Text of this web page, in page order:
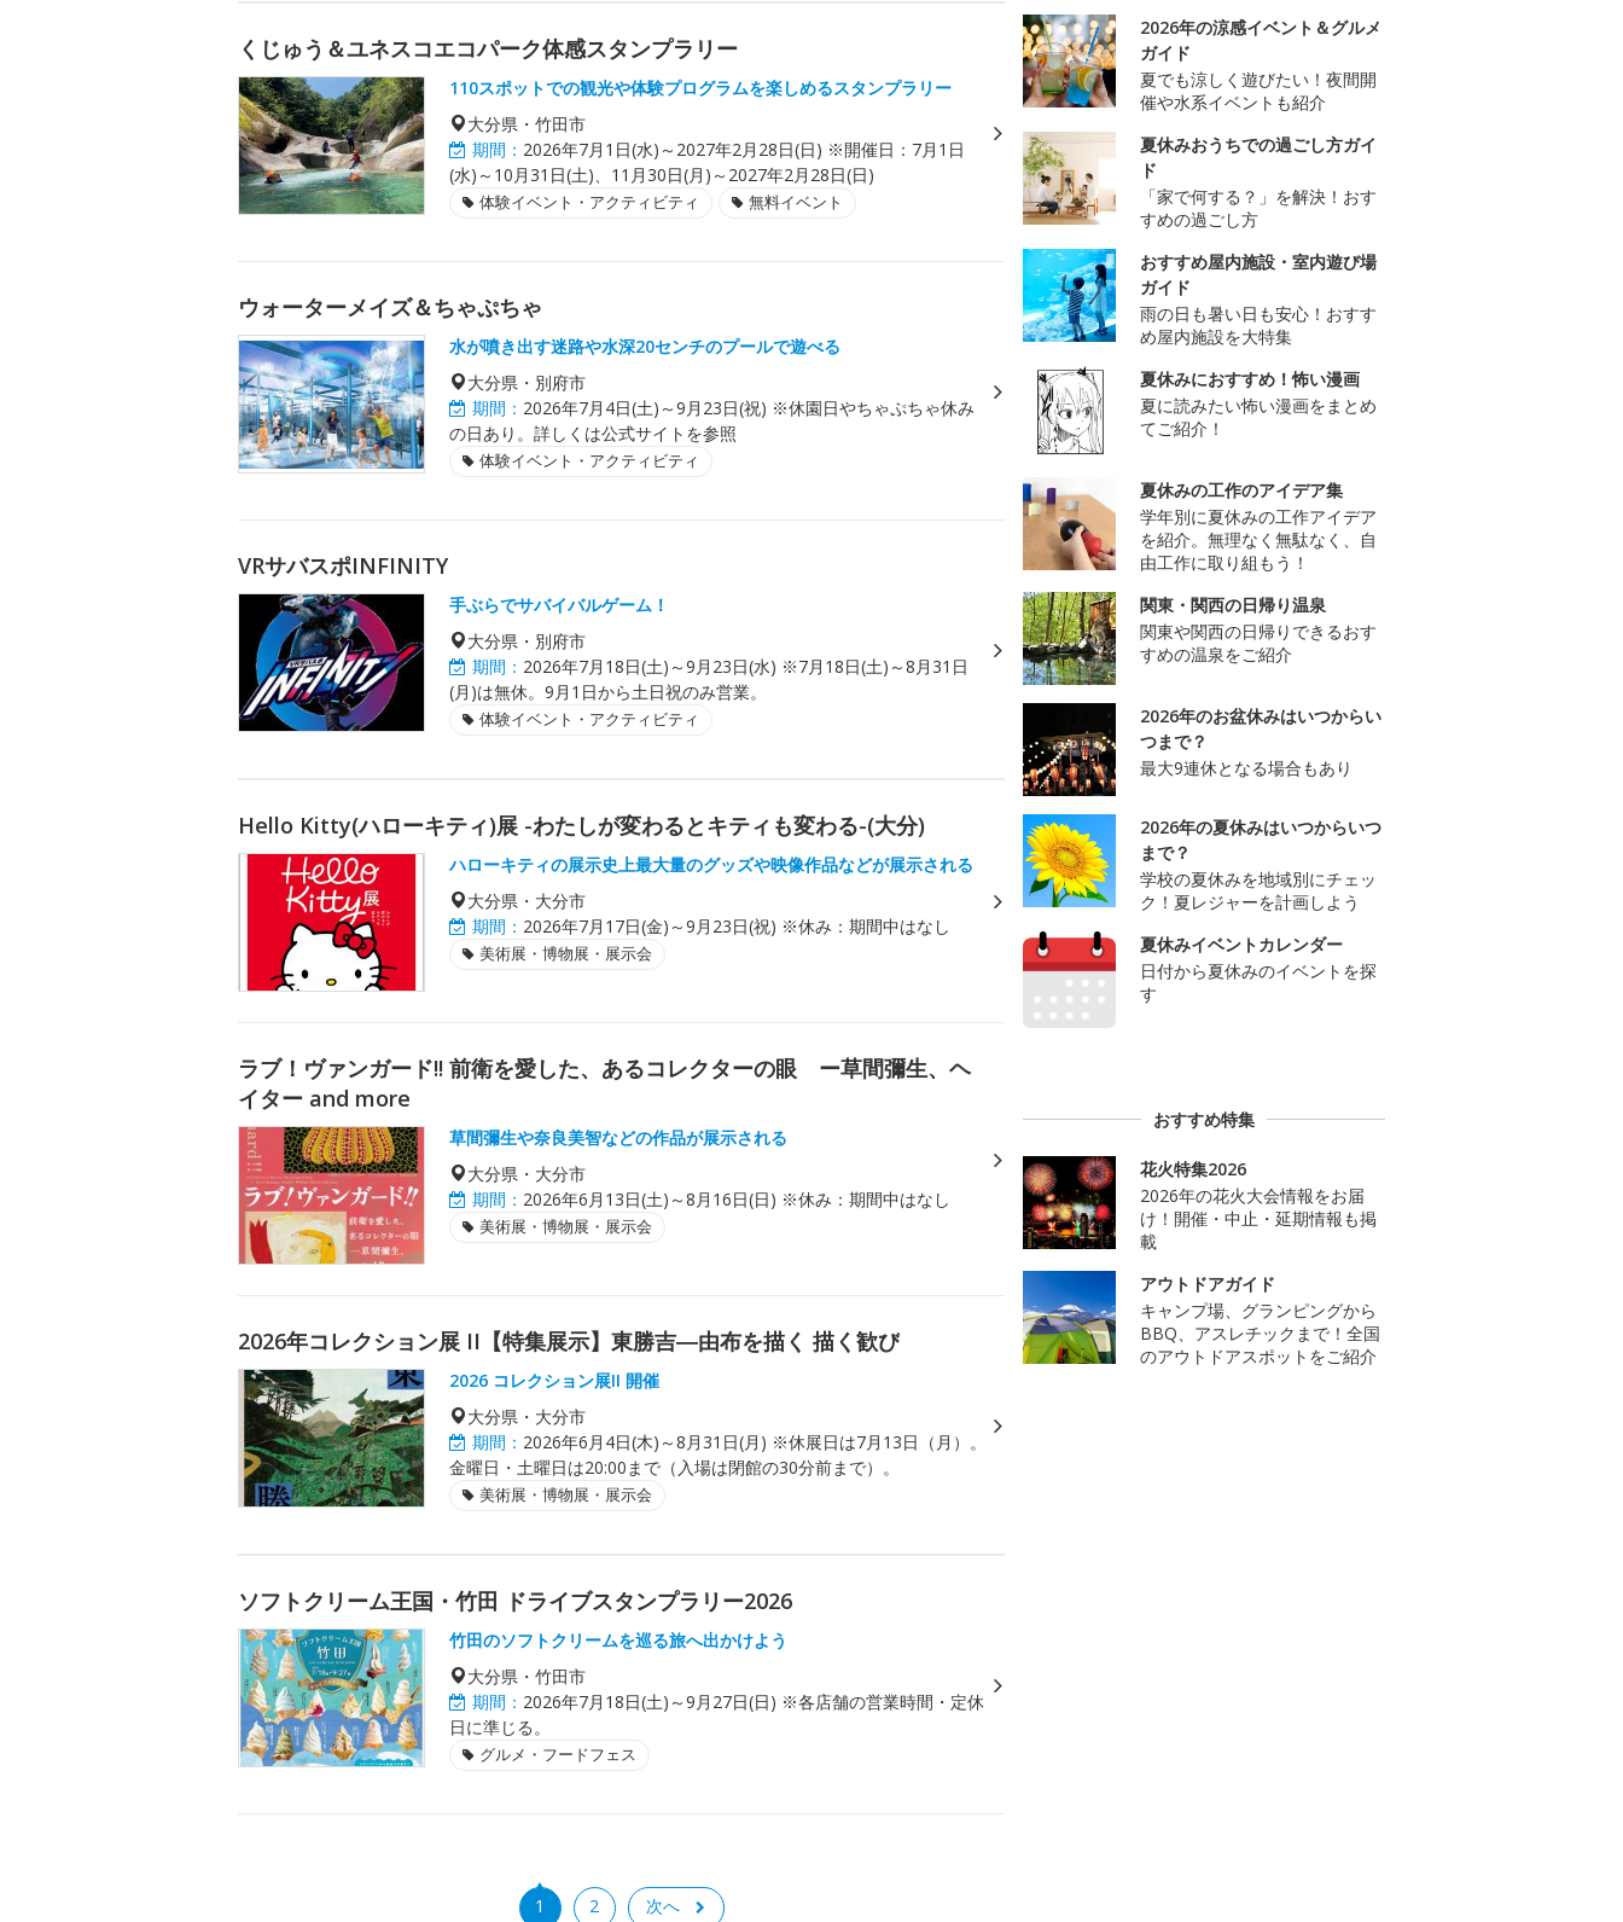
くじゅう＆ユネスコエコパーク体感スタンプラリー
110スポットでの観光や体験プログラムを楽しめるスタンプラリー
大分県・竹田市
期間： 2026年7月1日(水)～2027年2月28日(日) ※開催日：7月1日
(水)～10月31日(土)、11月30日(月)～2027年2月28日(日)
体験イベント・アクティビティ 無料イベント
ウォーターメイズ＆ちゃぷちゃ
水が噴き出す迷路や水深20センチのプールで遊べる
大分県・別府市
期間： 2026年7月4日(土)～9月23日(祝) ※休園日やちゃぷちゃ休み
の日あり。詳しくは公式サイトを参照
体験イベント・アクティビティ
VRサバスポINFINITY
手ぶらでサバイバルゲーム！
大分県・別府市
期間： 2026年7月18日(土)～9月23日(水) ※7月18日(土)～8月31日
(月)は無休。9月1日から土日祝のみ営業。
体験イベント・アクティビティ
Hello Kitty(ハローキティ)展 -わたしが変わるとキティも変わる-(大分)
ハローキティの展示史上最大量のグッズや映像作品などが展示される
大分県・大分市
期間： 2026年7月17日(金)～9月23日(祝) ※休み：期間中はなし
美術展・博物展・展示会
ラブ！ヴァンガード!! 前衛を愛した、あるコレクターの眼 ー草間彌生、ヘ
イター and more
草間彌生や奈良美智などの作品が展示される
大分県・大分市
期間： 2026年6月13日(土)～8月16日(日) ※休み：期間中はなし
美術展・博物展・展示会
2026年コレクション展 II【特集展示】東勝吉―由布を描く 描く歓び
2026 コレクション展II 開催
大分県・大分市
期間： 2026年6月4日(木)～8月31日(月) ※休展日は7月13日（月）。
金曜日・土曜日は20:00まで（入場は閉館の30分前まで）。
美術展・博物展・展示会
ソフトクリーム王国・竹田 ドライブスタンプラリー2026
竹田のソフトクリームを巡る旅へ出かけよう
大分県・竹田市
期間： 2026年7月18日(土)～9月27日(日) ※各店舗の営業時間・定休
日に準じる。
グルメ・フードフェス
1 2 次へ
2026年の涼感イベント＆グルメ
ガイド
夏でも涼しく遊びたい！夜間開
催や水系イベントも紹介
夏休みおうちでの過ごし方ガイ
ド
「家で何する？」を解決！おす
すめの過ごし方
おすすめ屋内施設・室内遊び場
ガイド
雨の日も暑い日も安心！おすす
め屋内施設を大特集
夏休みにおすすめ！怖い漫画
夏に読みたい怖い漫画をまとめ
てご紹介！
夏休みの工作のアイデア集
学年別に夏休みの工作アイデア
を紹介。無理なく無駄なく、自
由工作に取り組もう！
関東・関西の日帰り温泉
関東や関西の日帰りできるおす
すめの温泉をご紹介
2026年のお盆休みはいつからい
つまで？
最大9連休となる場合もあり
2026年の夏休みはいつからいつ
まで？
学校の夏休みを地域別にチェッ
ク！夏レジャーを計画しよう
夏休みイベントカレンダー
日付から夏休みのイベントを探
す
おすすめ特集
花火特集2026
2026年の花火大会情報をお届
け！開催・中止・延期情報も掲
載
アウトドアガイド
キャンプ場、グランピングから
BBQ、アスレチックまで！全国
のアウトドアスポットをご紹介